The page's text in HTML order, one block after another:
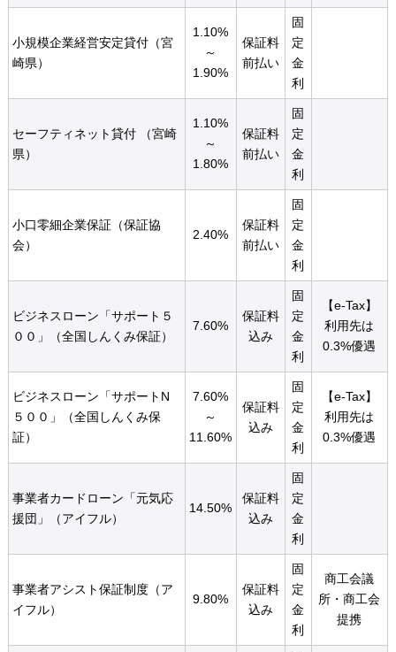
小規模企業経営安定貸付（宮
崎県）
1.10%
～
1.90%
保証料
前払い
固
定
金
利
セーフティネット貸付 （宮崎
県）
1.10%
～
1.80%
保証料
前払い
固
定
金
利
小口零細企業保証（保証協
会）
2.40%
保証料
前払い
固
定
金
利
ビジネスローン「サポート５
００」（全国しんくみ保証）
7.60%
保証料
込み
固
定
金
利
【e-Tax】
利用先は
0.3%優遇
ビジネスローン「サポートN
５００」（全国しんくみ保
証）
7.60%
～
11.60%
保証料
込み
固
定
金
利
【e-Tax】
利用先は
0.3%優遇
事業者カードローン「元気応
援団」（アイフル）
14.50%
保証料
込み
固
定
金
利
事業者アシスト保証制度（ア
イフル）
9.80%
保証料
込み
固
定
金
利
商工会議
所・商工会
提携